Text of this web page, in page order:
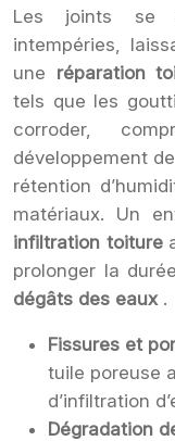
Les joints se
intempéries,
une réparation
tels que les
corroder,
développement
rétention
matériaux. Un
infiltration toiture
prolonger la
dégâts des eaux .
Fissures et
tuile poreuse
d’infiltration
Dégradation